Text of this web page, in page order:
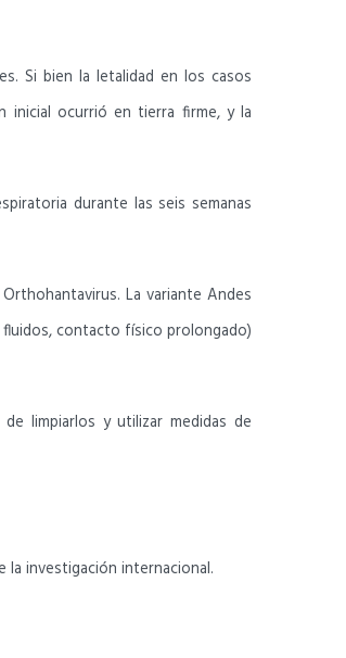
Si bien la letalidad en los casos
inicial ocurrió en tierra firme, y la
durante las seis semanas
La variante Andes
contacto físico prolongado)
limpiarlos y utilizar medidas de
investigación internacional.